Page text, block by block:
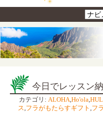
今日でレッスン納
カテゴリ: ALOHA,Ho'ola,
ス,フラがもたらすギフト ,フ